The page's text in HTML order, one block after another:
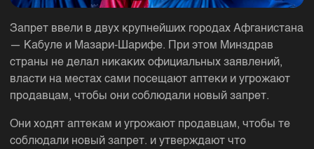
Запрет ввели в двух крупнейших городах Афганистана
— Кабуле и Мазари-Шарифе. При этом Минздрав
страны не делал никаких официальных заявлений,
власти на местах сами посещают аптеки и угрожают
продавцам, чтобы они соблюдали новый запрет.
Они ходят аптекам и угрожают продавцам, чтобы те
соблюдали новый запрет. и утверждают что